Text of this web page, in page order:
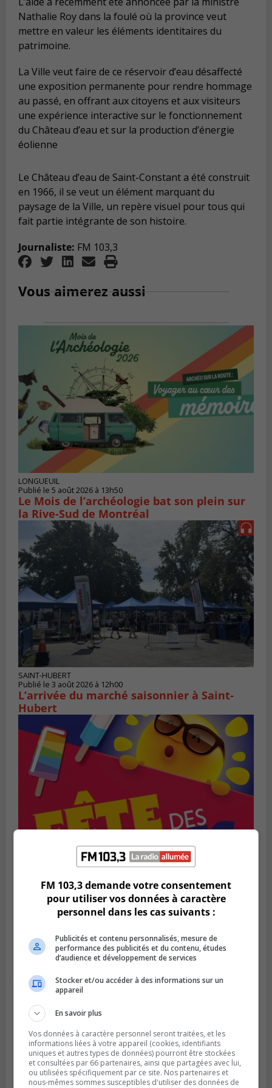
Nathalie Roy dans la foulé où la province veut
mettre en valeur les éléments identitaires du
patrimoine.
La Ville veut faire de ce réservoir d’eau désaffecté
une exposition permanente pour rendre hommage
au passé, en offrant aux citoyens et aux visiteurs
une expérience interactive sur le fonctionnement
du Château d’eau et sur la production d’énergie
éolienne
Le Château d’eau de Saint-Constant a été construit
en 1966, il se veut un élément marquant du
paysage de la Ville, un repère visuel pour tous qui
fait partie intégrante de son histoire.
Journaliste: FM 103,3
Vous aimerez aussi
LONGUEUIL
Publié le 5 août 2026 à 13h50
Le Mois de l’archéologie bat son plein sur
la Rive-Sud de Montréal
SAINT-HUBERT
Publié le 3 août 2026 à 12h00
L’arrivée du marché saisonnier à Saint-
Hubert
SAINT-BRUNO-DE-MONTARVILLE
Publié le 2 août 2026 à 08h06
La Fête des parcs est de retour à Saint-
Bruno
SAINT-CATHERINE
Publié le 30 juillet 2026 à 07h58
Sainte-Catherine prolonge son aide
FM 103,3 demande votre consentement
pour utiliser vos données à caractère
personnel dans les cas suivants :
Publicités et contenu personnalisés, mesure de
performance des publicités et du contenu, études
d’audience et développement de services
Stocker et/ou accéder à des informations sur un
appareil
En savoir plus
Vos données à caractère personnel seront traitées, et les
informations liées à votre appareil (cookies, identifiants
uniques et autres types de données) pourront être stockées
et consultées par 66 partenaires, ainsi que partagées avec lui,
ou utilisées spécifiquement par ce site. Nos partenaires et
nous-mêmes sommes susceptibles d'utiliser des données de